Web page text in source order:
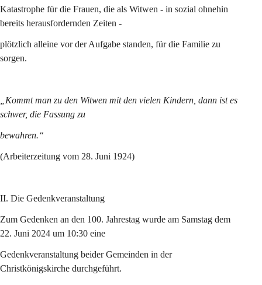
Katastrophe für die Frauen, die als Witwen - in sozial ohnehin
bereits herausfordernden Zeiten -
plötzlich alleine vor der Aufgabe standen, für die Familie zu
sorgen.
„Kommt man zu den Witwen mit den vielen Kindern, dann ist es
schwer, die Fassung zu
bewahren.“
(Arbeiterzeitung vom 28. Juni 1924)
II. Die Gedenkveranstaltung
Zum Gedenken an den 100. Jahrestag wurde am Samstag dem
22. Juni 2024 um 10:30 eine
Gedenkveranstaltung beider Gemeinden in der
Christkönigskirche durchgeführt.